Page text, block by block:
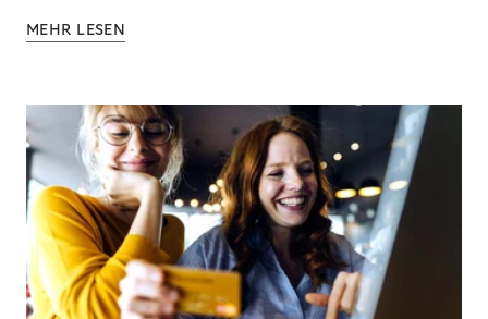
MEHR LESEN